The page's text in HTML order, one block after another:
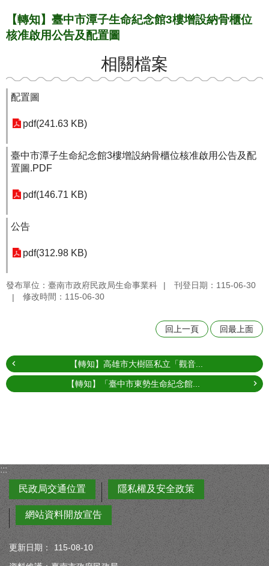
【轉知】臺中市潭子生命紀念館3樓增設納骨櫃位
核准啟用公告及配置圖
相關檔案
配置圖
pdf(241.63 KB)
臺中市潭子生命紀念館3樓增設納骨櫃位核准啟用公告及配
置圖.PDF
pdf(146.71 KB)
公告
pdf(312.98 KB)
發布單位：臺南市政府民政局生命事業科
刊登日期：115-06-30
修改時間：115-06-30
回上一頁 回最上面
【轉知】高雄市大樹區私立「觀音...
【轉知】「臺中市東勢生命紀念館...
:::
民政局交通位置
隱私權及安全政策
網站資料開放宣告
更新日期：
115-08-10